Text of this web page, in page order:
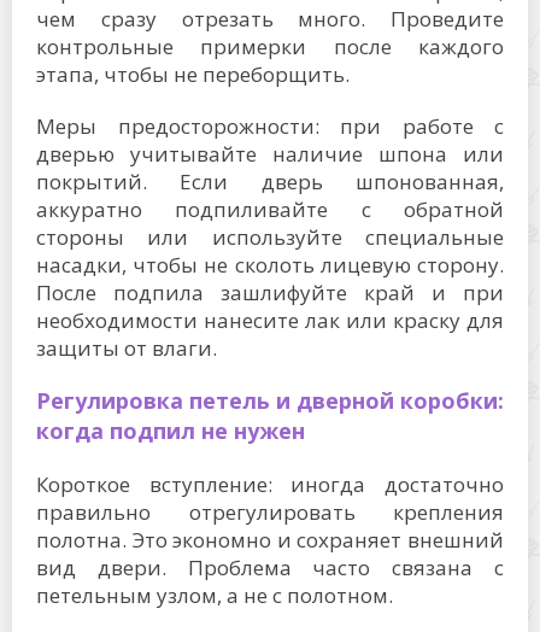
чем сразу отрезать много. Проведите
контрольные примерки после каждого
этапа, чтобы не переборщить.
Меры предосторожности: при работе с
дверью учитывайте наличие шпона или
покрытий. Если дверь шпонованная,
аккуратно подпиливайте с обратной
стороны или используйте специальные
насадки, чтобы не сколоть лицевую сторону.
После подпила зашлифуйте край и при
необходимости нанесите лак или краску для
защиты от влаги.
Регулировка петель и дверной коробки:
когда подпил не нужен
Короткое вступление: иногда достаточно
правильно отрегулировать крепления
полотна. Это экономно и сохраняет внешний
вид двери. Проблема часто связана с
петельным узлом, а не с полотном.